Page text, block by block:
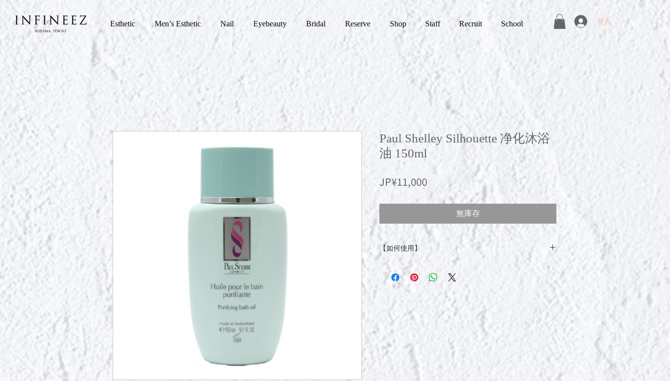
Esthetic Men’s Esthetic Nail Eyebeauty Bridal Reserve Shop Staff Recruit School 登入
Paul Shelley Silhouette 净化沐浴
油 150ml
JP¥11,000
格
無庫存
【如何使用】
将约2盖沐浴油倒入浴缸中，然后倒入热水。
浴室里弥漫着浓郁宜人的药草香气，并伴随着柔和的泡
沫。
另外，如果想洗澡时不产生泡沫，可将约2瓶盖放入浴缸
的热水中，搅拌均匀，然后洗澡。